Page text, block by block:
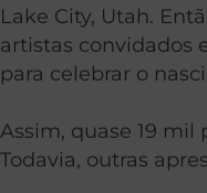
Lake City, Utah.
artistas convidados
para celebrar o
Assim, quase 19 mil
Todavia, outras